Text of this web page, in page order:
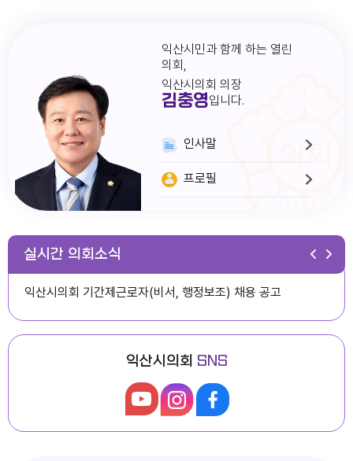
익산시민과 함께 하는 열린
의회,
익산시의회 의장
김충영입니다.
인사말
프로필
실시간 의회소식
다다익산(2026.1월호) 의회편
익산시의회 기간제근로자(비서, 행정보조) 채용 공고
익산시의회, 제279회 임시회 폐회
익산시의회 SNS